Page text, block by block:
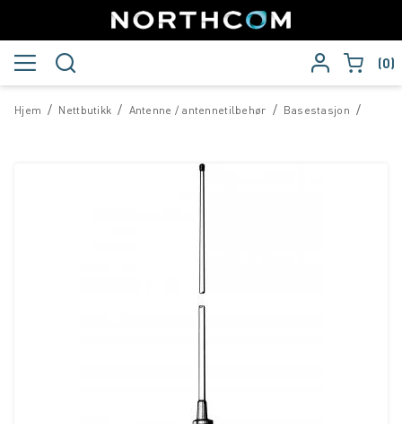
0
/
Hjem /
Nettbutikk /
Antenne / antennetilbehør /
Basestasjon